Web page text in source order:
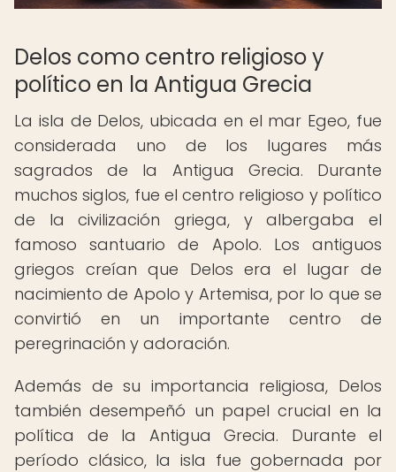
Delos como centro religioso y
político en la Antigua Grecia
La isla de Delos, ubicada en el mar Egeo, fue
considerada uno de los lugares más
sagrados de la Antigua Grecia. Durante
muchos siglos, fue el centro religioso y político
de la civilización griega, y albergaba el
famoso santuario de Apolo. Los antiguos
griegos creían que Delos era el lugar de
nacimiento de Apolo y Artemisa, por lo que se
convirtió en un importante centro de
peregrinación y adoración.
Además de su importancia religiosa, Delos
también desempeñó un papel crucial en la
política de la Antigua Grecia. Durante el
período clásico, la isla fue gobernada por